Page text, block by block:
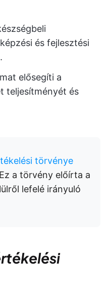
és fejlesztési
elősegíti a
teljesítményét és
törvénye
a törvény előírta a
lefelé irányuló